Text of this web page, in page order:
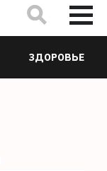
ЗДОРОВЬЕ